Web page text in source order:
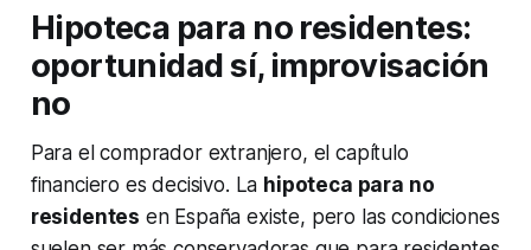
Hipoteca para no residentes:
oportunidad sí, improvisación
no
Para el comprador extranjero, el capítulo
financiero es decisivo. La hipoteca para no
residentes en España existe, pero las condiciones